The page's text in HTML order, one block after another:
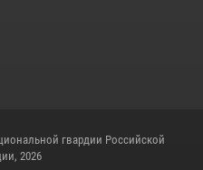
гвардии Российской
2026